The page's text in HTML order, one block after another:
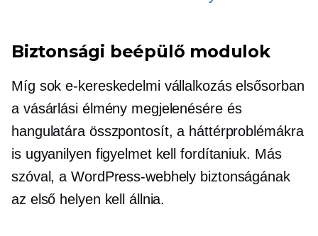
Biztonsági beépülő modulok
Míg sok e-kereskedelmi vállalkozás elsősorban
a vásárlási élmény megjelenésére és
hangulatára összpontosít, a háttérproblémákra
is ugyanilyen figyelmet kell fordítaniuk. Más
szóval, a WordPress-webhely biztonságának
az első helyen kell állnia.